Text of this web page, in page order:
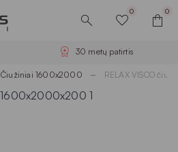
0 0
30 metų patirtis
Čiužiniai 1600x2000 RELAX VISCO